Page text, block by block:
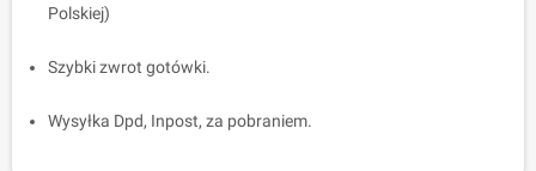
Polskiej)
Szybki zwrot gotówki.
Wysyłka Dpd, Inpost, za pobraniem.